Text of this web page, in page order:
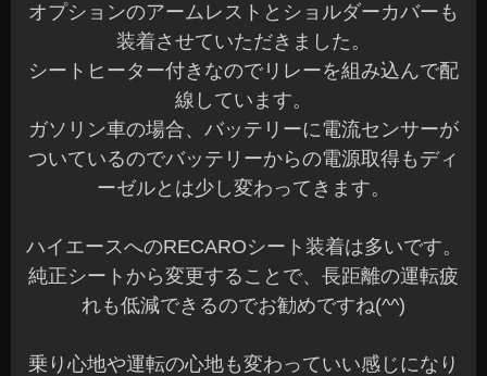
オプションのアームレストとショルダーカバーも
装着させていただきました。
シートヒーター付きなのでリレーを組み込んで配
線しています。
ガソリン車の場合、バッテリーに電流センサーが
ついているのでバッテリーからの電源取得もディ
ーゼルとは少し変わってきます。
ハイエースへのRECAROシート装着は多いです。
純正シートから変更することで、長距離の運転疲
れも低減できるのでお勧めですね(^^)
乗り心地や運転の心地も変わっていい感じになり